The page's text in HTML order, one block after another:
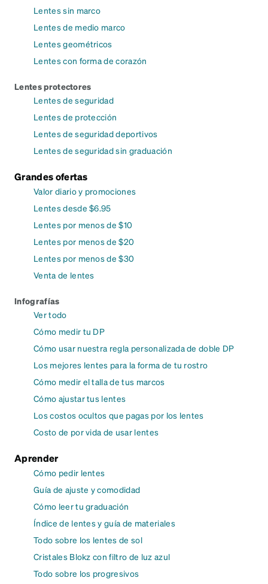
Lentes sin marco
Lentes de medio marco
Lentes geométricos
Lentes con forma de corazón
Lentes protectores
Lentes de seguridad
Lentes de protección
Lentes de seguridad deportivos
Lentes de seguridad sin graduación
Grandes ofertas
Valor diario y promociones
Lentes desde $6.95
Lentes por menos de $10
Lentes por menos de $20
Lentes por menos de $30
Venta de lentes
Infografías
Ver todo
Cómo medir tu DP
Cómo usar nuestra regla personalizada de doble DP
Los mejores lentes para la forma de tu rostro
Cómo medir el talla de tus marcos
Cómo ajustar tus lentes
Los costos ocultos que pagas por los lentes
Costo de por vida de usar lentes
Aprender
Cómo pedir lentes
Guía de ajuste y comodidad
Cómo leer tu graduación
Índice de lentes y guía de materiales
Todo sobre los lentes de sol
Cristales Blokz con filtro de luz azul
Todo sobre los progresivos